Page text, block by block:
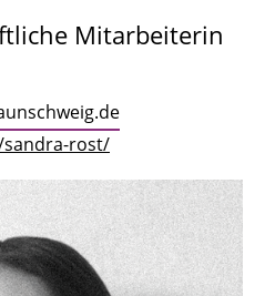
Hidalgo
Mitarbeiterin
rost/